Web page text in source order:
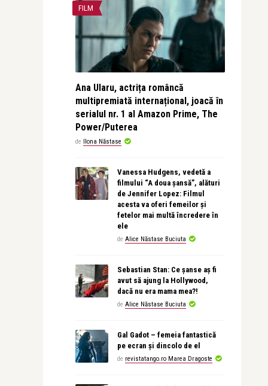
FILM
Ana Ularu, actrița româncă
multipremiată internațional, joacă în
serialul nr. 1 al Amazon Prime, The
Power/Puterea
de Ilona Năstase
Vanessa Hudgens, vedetă a
filmului “A doua șansă”, alături
de Jennifer Lopez: Filmul
acesta va oferi femeilor și
fetelor mai multă încredere în
ele
de Alice Năstase Buciuta
Sebastian Stan: Ce șanse aș fi
avut să ajung la Hollywood,
dacă nu era mama mea?!
de Alice Năstase Buciuta
Gal Gadot – femeia fantastică
pe ecran și dincolo de el
de revistatango.ro Marea Dragoste